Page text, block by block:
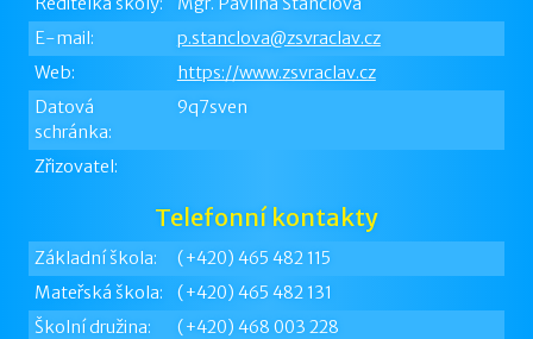
E-mail:
p.stanclova@zsvraclav.cz
Web:
https://www.zsvraclav.cz
Datová
schránka:
9q7sven
Zřizovatel:
Telefonní kontakty
Základní škola:
(+420) 465 482 115
Mateřská škola:
(+420) 465 482 131
Školní družina:
(+420) 468 003 228